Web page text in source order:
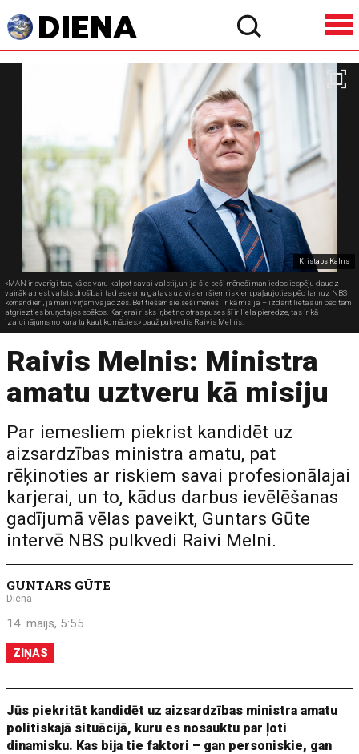
Kristaps Kalns
«MAN ir svarīgi tas, kā es varu kalpot savai valstij, un, ja šie seši mēneši man iedos iespēju daudz
vairāk atnest valsts drošībai, tad es esmu gatavs uz visiem šiem riskiem, paļaujoties pēc tam uz NBS
komandieri, ja mani viņam vajadzēs. Bet tiešām šie seši mēneši ir kā misija – izdarīt lietas un pēc tam
atgriezties bruņotajos spēkos. Karjerai risks ir, bet no otras puses šī ir liela pieredze, tas ir kā
izaicinājums, no kura tu kaut ko mācies,» pauž pukvedis Raivis Melnis.
Raivis Melnis: Ministra
amatu uztveru kā misiju
Par iemesliem piekrist kandidēt uz
aizsardzības ministra amatu, pat
rēķinoties ar riskiem savai profesionālajai
karjerai, un to, kādus darbus ievēlēšanas
gadījumā vēlas paveikt, Guntars Gūte
intervē NBS pulkvedi Raivi Melni.
GUNTARS GŪTE
Diena
14. maijs, 5:55
ZIŅAS
Jūs piekritāt kandidēt uz aizsardzības ministra amatu
politiskajā situācijā, kuru es nosauktu par ļoti
dinamisku. Kas bija tie faktori – gan personiskie, gan